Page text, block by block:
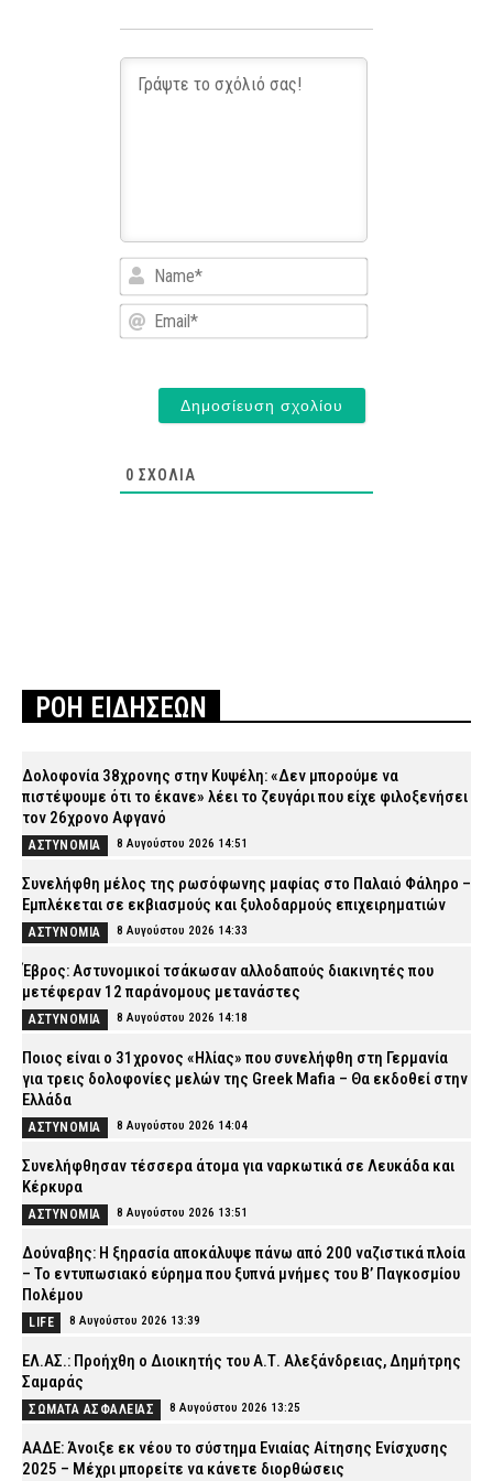
Name*
Email*
0 ΣΧΌΛΙΑ
ΡΟΗ ΕΙΔΗΣΕΩΝ
Δολοφονία 38χρονης στην Κυψέλη: «Δεν μπορούμε να
πιστέψουμε ότι το έκανε» λέει το ζευγάρι που είχε φιλοξενήσει
τον 26χρονο Αφγανό
ΑΣΤΥΝΟΜΙΑ 8 Αυγούστου 2026 14:51
Συνελήφθη μέλος της ρωσόφωνης μαφίας στο Παλαιό Φάληρο –
Εμπλέκεται σε εκβιασμούς και ξυλοδαρμούς επιχειρηματιών
ΑΣΤΥΝΟΜΙΑ 8 Αυγούστου 2026 14:33
Έβρος: Αστυνομικοί τσάκωσαν αλλοδαπούς διακινητές που
μετέφεραν 12 παράνομους μετανάστες
ΑΣΤΥΝΟΜΙΑ 8 Αυγούστου 2026 14:18
Ποιος είναι ο 31χρονος «Ηλίας» που συνελήφθη στη Γερμανία
για τρεις δολοφονίες μελών της Greek Mafia – Θα εκδοθεί στην
Ελλάδα
ΑΣΤΥΝΟΜΙΑ 8 Αυγούστου 2026 14:04
Συνελήφθησαν τέσσερα άτομα για ναρκωτικά σε Λευκάδα και
Κέρκυρα
ΑΣΤΥΝΟΜΙΑ 8 Αυγούστου 2026 13:51
Δούναβης: Η ξηρασία αποκάλυψε πάνω από 200 ναζιστικά πλοία
– Το εντυπωσιακό εύρημα που ξυπνά μνήμες του Β’ Παγκοσμίου
Πολέμου
LIFE 8 Αυγούστου 2026 13:39
ΕΛ.ΑΣ.: Προήχθη ο Διοικητής του Α.Τ. Αλεξάνδρειας, Δημήτρης
Σαμαράς
ΣΩΜΑΤΑ ΑΣΦΑΛΕΙΑΣ 8 Αυγούστου 2026 13:25
ΑΑΔΕ: Άνοιξε εκ νέου το σύστημα Ενιαίας Αίτησης Ενίσχυσης
2025 – Μέχρι μπορείτε να κάνετε διορθώσεις